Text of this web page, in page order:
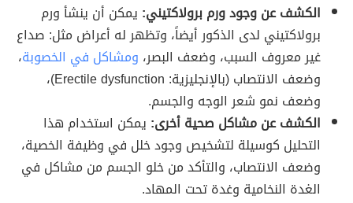
الكشف عن وجود ورم برولاكتيني: يمكن أن ينشأ ورم
برولاكتيني لدى الذكور أيضاً، وتظهر له أعراض مثل: صداع
غير معروف السبب، وضعف البصر، ومشاكل في الخصوبة،
وضعف الانتصاب (بالإنجليزية: Erectile dysfunction)،
وضعف نمو شعر الوجه والجسم.
الكشف عن مشاكل صحية أخرى: يمكن استخدام هذا
التحليل كوسيلة لتشخيص وجود خلل في وظيفة الخصية،
وضعف الانتصاب، والتأكد من خلو الجسم من مشاكل في
الغدة النخامية وغدة تحت المهاد.